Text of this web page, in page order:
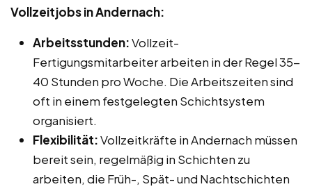
Vollzeitjobs in Andernach:
Arbeitsstunden:Vollzeit-
Fertigungsmitarbeiter arbeiten in der Regel 35-
40 Stunden pro Woche. Die Arbeitszeiten sind
oft in einem festgelegten Schichtsystem
organisiert.
Flexibilität:Vollzeitkräfte in Andernach müssen
bereit sein, regelmäßig in Schichten zu
arbeiten, die Früh-, Spät- und Nachtschichten